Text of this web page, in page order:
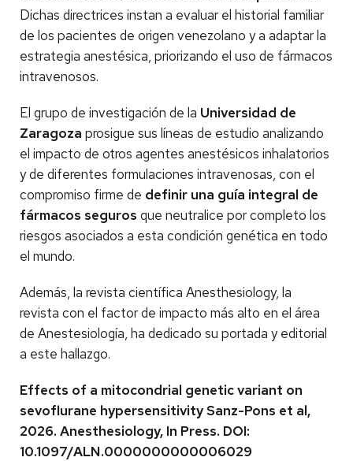
Dichas directrices instan a evaluar el historial familiar
de los pacientes de origen venezolano y a adaptar la
estrategia anestésica, priorizando el uso de fármacos
intravenosos.
El grupo de investigación de la Universidad de
Zaragoza prosigue sus líneas de estudio analizando
el impacto de otros agentes anestésicos inhalatorios
y de diferentes formulaciones intravenosas, con el
compromiso firme de definir una guía integral de
fármacos seguros que neutralice por completo los
riesgos asociados a esta condición genética en todo
el mundo.
Además, la revista científica Anesthesiology, la
revista con el factor de impacto más alto en el área
de Anestesiología, ha dedicado su portada y editorial
a este hallazgo.
Effects of a mitocondrial genetic variant on
sevoflurane hypersensitivity Sanz-Pons et al,
2026. Anesthesiology, In Press. DOI:
10.1097/ALN.0000000000006029